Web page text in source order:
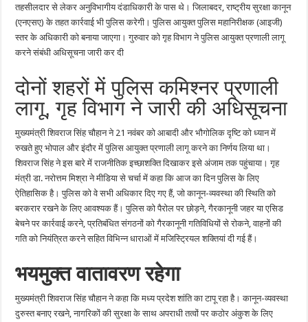
तहसीलदार से लेकर अनुविभागीय दंडाधिकारी के पास थे। जिलाबदर, राष्ट्रीय सुरक्षा कानून
(एनएसए) के तहत कार्रवाई भी पुलिस करेगी। पुलिस आयुक्त पुलिस महानिरीक्षक (आइजी)
स्तर के अधिकारी को बनाया जाएगा। गुरुवार को गृह विभाग ने पुलिस आयुक्त प्रणाली लागू
करने संबंधी अधिसूचना जारी कर दी
दोनों शहरों में पुलिस कमिश्नर प्रणाली
लागू, गृह विभाग ने जारी की अधिसूचना
मुख्यमंत्री शिवराज सिंह चौहान ने 21 नवंबर को आबादी और भौगोलिक दृष्टि को ध्यान में
रुखते हुए भोपाल और इंदौर में पुलिस आयुक्त प्रणाली लागू करने का निर्णय लिया था।
शिवराज सिंह ने इस बारे में राजनीतिक इच्छाशक्ति दिखाकर इसे अंजाम तक पहुंचाया। गृह
मंत्री डा. नरोत्तम मिश्रा ने मीडिया से चर्चा में कहा कि आज का दिन पुलिस के लिए
ऐतिहासिक है। पुलिस को वे सभी अधिकार दिए गए हैं, जो कानून-व्यवस्था की स्थिति को
बरकरार रखने के लिए आवश्यक हैं। पुलिस को पैरोल पर छोड़ने, गैरकानूनी जहर या एसिड
बेचने पर कार्रवाई करने, प्रतिबंधित संगठनों को गैरकानूनी गतिविधियों से रोकने, वाहनों की
गति को नियंत्रित करने सहित विभिन्न धाराओं में मजिस्ट्रियल शक्तियां दी गई हैं।
भयमुक्त वातावरण रहेगा
मुख्यमंत्री शिवराज सिंह चौहान ने कहा क‍ि मध्य प्रदेश शांति का टापू रहा है। कानून-व्यवस्था
दुरुस्त बनाए रखने, नागरिकों की सुरक्षा के साथ अपराधी तत्वों पर कठोर अंकुश के लिए